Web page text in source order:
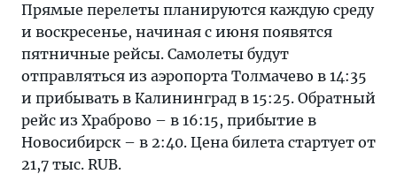
Прямые перелеты планируются каждую среду
и воскресенье, начиная с июня появятся
пятничные рейсы. Самолеты будут
отправляться из аэропорта Толмачево в 14:35
и прибывать в Калининград в 15:25. Обратный
рейс из Храброво – в 16:15, прибытие в
Новосибирск – в 2:40. Цена билета стартует от
21,7 тыс. RUB.